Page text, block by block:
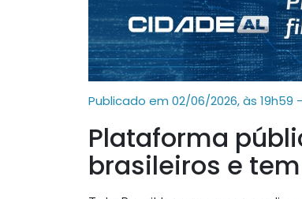
Publicado em 02/06/2026, às 19h59
Plataforma
brasileiros e